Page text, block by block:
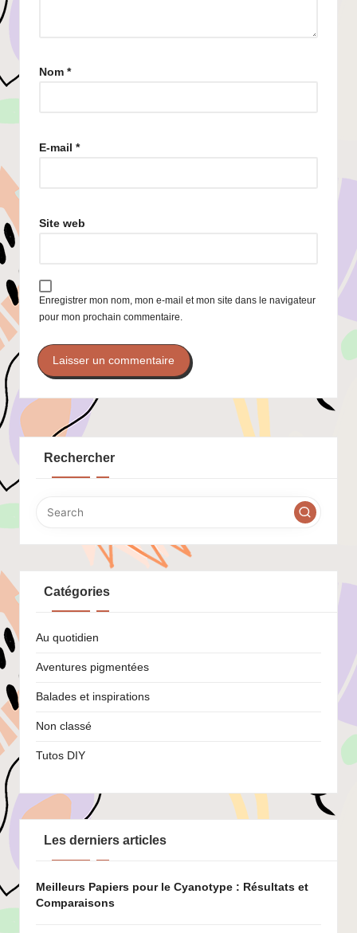
Nom *
E-mail *
Site web
Enregistrer mon nom, mon e-mail et mon site dans le navigateur
pour mon prochain commentaire.
Rechercher
Catégories
Au quotidien
Aventures pigmentées
Balades et inspirations
Non classé
Tutos DIY
Les derniers articles
Meilleurs Papiers pour le Cyanotype : Résultats et
Comparaisons